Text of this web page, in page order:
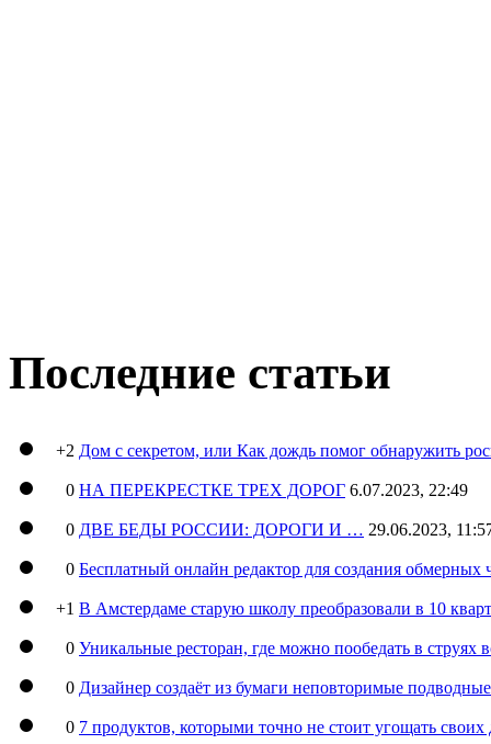
Последние статьи
+2 Дом с секретом, или Как дождь помог обнаружить
0 НА ПЕРЕКРЕСТКЕ ТРЕХ ДОРОГ 6.07.2023, 22:49
0 ДВЕ БЕДЫ РОССИИ: ДОРОГИ И … 29.06.2023,
0 Бесплатный онлайн редактор для создания обмерных
+1 В Амстердаме старую школу преобразовали в 10
0 Уникальные ресторан, где можно пообедать в струях
0 Дизайнер создаёт из бумаги неповторимые
0 7 продуктов, которыми точно не стоит угощать